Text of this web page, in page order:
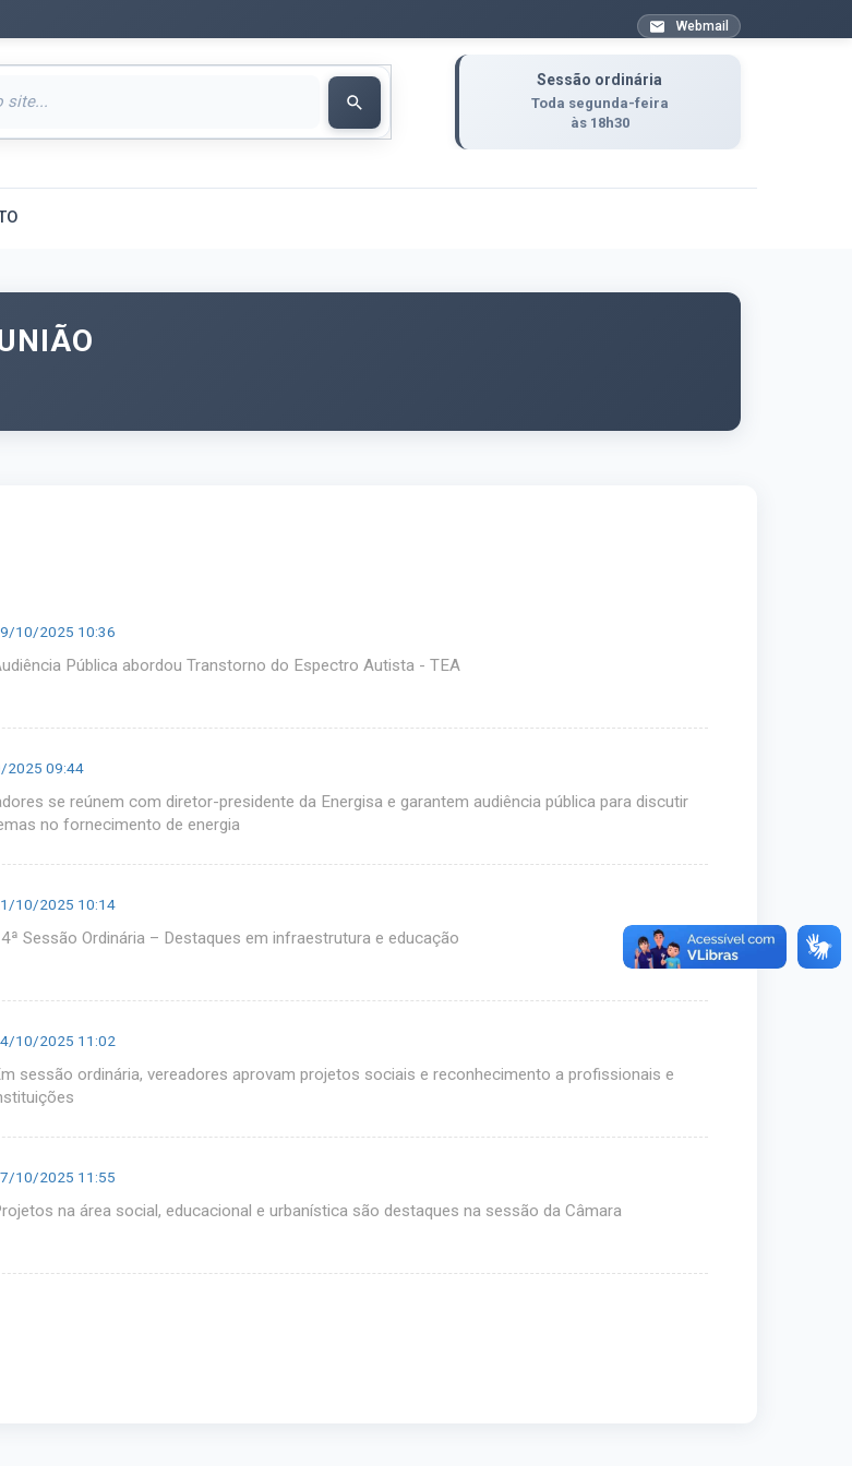
Webmail
Sessão ordinária
Toda segunda-feira
às 18h30
10/2025 10:36
Pública abordou Transtorno do Espectro Autista - TEA
2025 09:44
se reúnem com diretor-presidente da Energisa e garantem audiência pública para discutir
no fornecimento de energia
10/2025 10:14
Sessão Ordinária – Destaques em infraestrutura e educação
10/2025 11:02
sessão ordinária, vereadores aprovam projetos sociais e reconhecimento a profissionais e
10/2025 11:55
na área social, educacional e urbanística são destaques na sessão da Câmara